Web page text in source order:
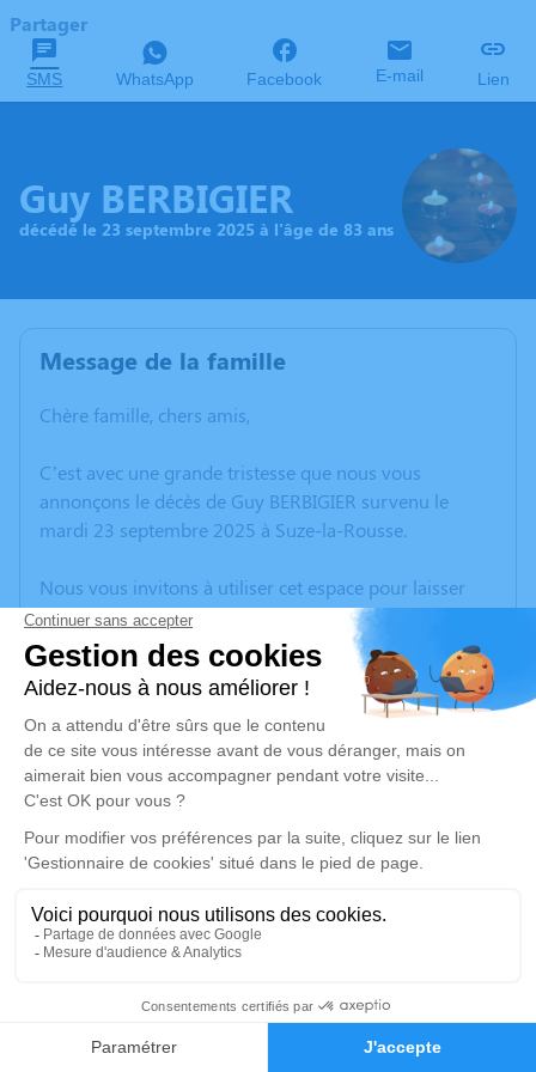
Faire-part Hommages
Partager
SMS WhatsApp Facebook E-mail Lien
Guy BERBIGIER
décédé le 23 septembre 2025 à l'âge de 83 ans
Message de la famille
Chère famille, chers amis,
C’est avec une grande tristesse que nous vous
annonçons le décès de Guy BERBIGIER survenu le
mardi 23 septembre 2025 à Suze-la-Rousse.
Nous vous invitons à utiliser cet espace pour laisser
vos condoléances, partager des photos souvenirs, une
anecdote ou exprimer vos pensées à travers des
poèmes ou des textes. Cet endroit est un lieu
d'expression dédié à honorer la mémoire de Guy
BERBIGIER.
Un service de plantation d’arbre hommage est
disponible ici.
Je rends hommage
Cérémonie civile
Cimetière de Suze-la-Rousse
Rue de la Glacière